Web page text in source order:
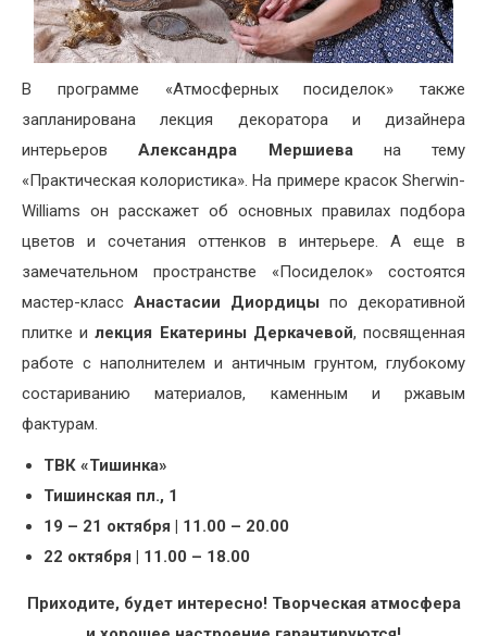
В программе «Атмосферных посиделок» также
запланирована лекция декоратора и дизайнера
интерьеровАлександра Мершиевана тему
«Практическая колористика». На примере красок Sherwin-
Williams он расскажет об основных правилах подбора
цветов и сочетания оттенков в интерьере. А еще в
замечательном пространстве «Посиделок» состоятся
мастер-класс Анастасии Диордицы по декоративной
плитке илекция Екатерины Деркачевой, посвященная
работе с наполнителем и античным грунтом, глубокому
состариванию материалов, каменным и ржавым
фактурам.
ТВК «Тишинка»
Тишинская пл., 1
19 – 21 октября | 11.00 – 20.00
22 октября | 11.00 – 18.00
Приходите, будет интересно! Творческая атмосфера